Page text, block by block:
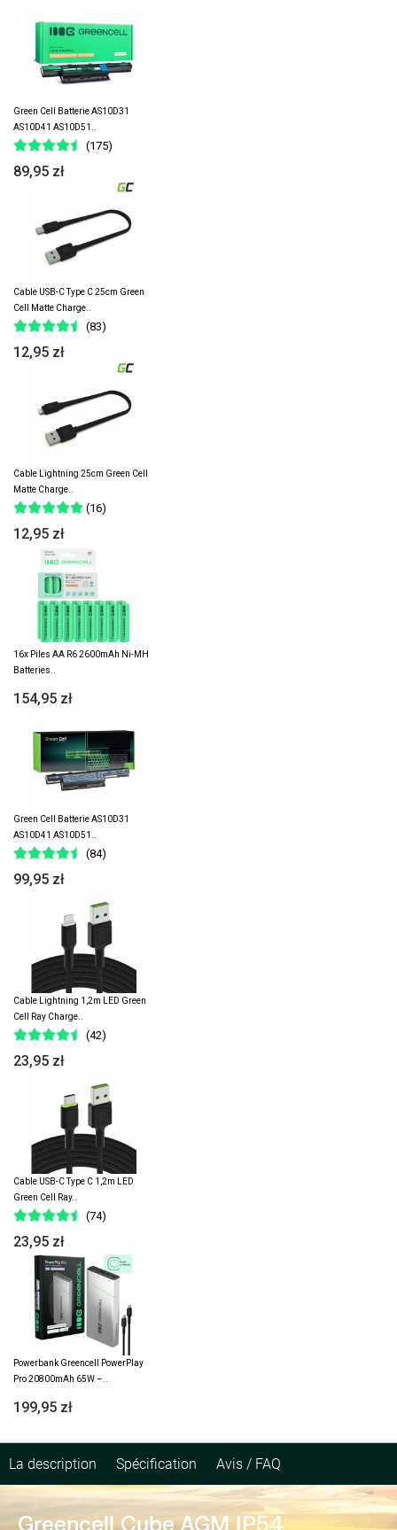
Green Cell Batterie AS10D31
AS10D41 AS10D51..
(175)
89,95 zł
Cable USB-C Type C 25cm Green
Cell Matte Charge..
(83)
12,95 zł
Cable Lightning 25cm Green Cell
Matte Charge..
(16)
12,95 zł
16x Piles AA R6 2600mAh Ni-MH
Batteries..
154,95 zł
Green Cell Batterie AS10D31
AS10D41 AS10D51..
(84)
99,95 zł
Cable Lightning 1,2m LED Green
Cell Ray Charge..
(42)
23,95 zł
Cable USB-C Type C 1,2m LED
Green Cell Ray..
(74)
23,95 zł
Powerbank Greencell PowerPlay
Pro 20800mAh 65W –..
199,95 zł
La description Spécification Avis / FAQ